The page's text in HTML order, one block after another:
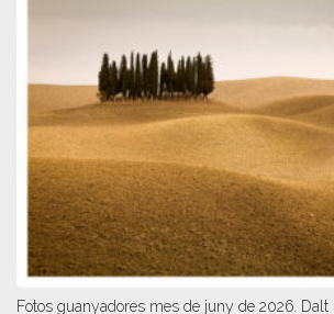
Fotos guanyadores mes de juny de 2026.